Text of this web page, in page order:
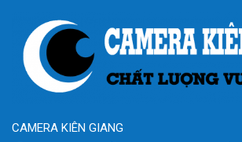
CAMERA KIÊN GIANG